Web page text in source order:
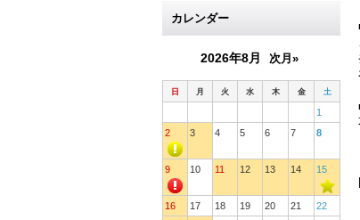
カレンダー
2026年8月 次月»
日 月 火 水 木 金 土
1
2
3 4 5 6 7 8
9 10 11 12 13 14 15
16 17 18 19 20 21
22